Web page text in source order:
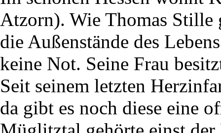
Atzorn). Wie Thomas Stille
die Außenstände des
keine Not. Seine Frau
Seit seinem letzten
da gibt es noch diese eine